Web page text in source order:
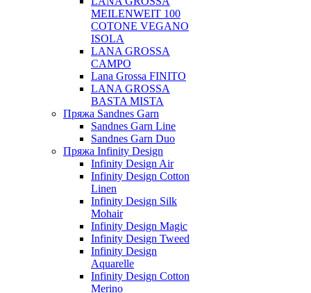
MEILENWEIT 100
COTONE VEGANO
ISOLA
LANA GROSSA
CAMPO
Lana Grossa FINITO
LANA GROSSA
BASTA MISTA
Пряжа Sandnes Garn
Sandnes Garn Line
Sandnes Garn Duo
Пряжа Infinity Design
Infinity Design Air
Infinity Design Cotton
Linen
Infinity Design Silk
Mohair
Infinity Design Magic
Infinity Design Tweed
Infinity Design
Aquarelle
Infinity Design Cotton
Merino